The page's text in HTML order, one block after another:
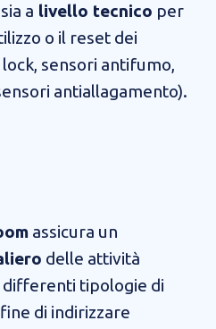
a livello tecnico per
o il reset dei
sensori antifumo,
antiallagamento).
assicura un
delle attività
tipologie di
di indirizzare